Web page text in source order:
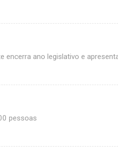
encerra ano legislativo e
pessoas